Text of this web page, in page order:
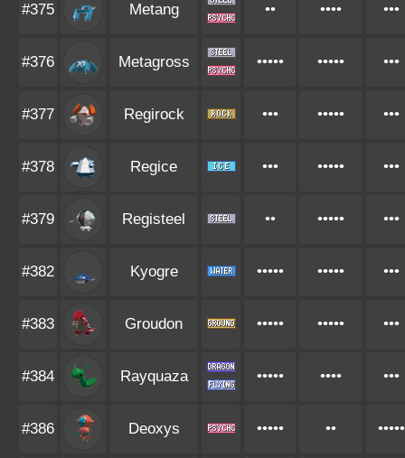
#375 Metang •• •••• •••
#376 Metagross ••••• ••••• •••
#377 Regirock ••• ••••• •••
#378 Regice ••• ••••• •••
#379 Registeel •• ••••• •••
#382 Kyogre ••••• ••••• •••
#383 Groudon ••••• ••••• •••
#384 Rayquaza ••••• •••• •••
#386 Deoxys ••••• •• •••••